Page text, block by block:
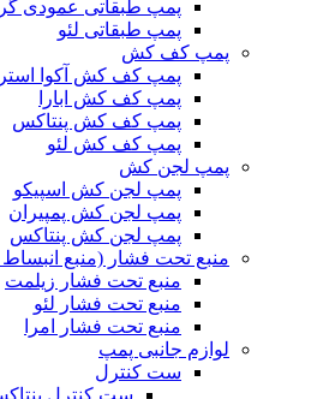
پمپ طبقاتی عمودی
پمپ طبقاتی لئو
پمپ کف کش
پمپ کف کش آکوا
پمپ کف کش ابارا
پمپ کف کش پنتاکس
پمپ کف کش لئو
پمپ لجن کش
پمپ لجن کش اسپیکو
پمپ لجن کش پمپیران
پمپ لجن کش پنتاکس
منبع تحت فشار (منبع
منبع تحت فشار زیلمت
منبع تحت فشار لئو
منبع تحت فشار امرا
لوازم جانبی پمپ
ست کنترل
ست کنترل